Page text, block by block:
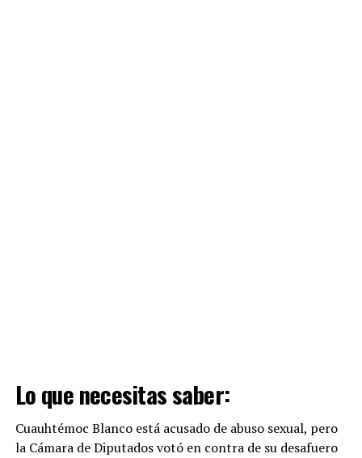
Lo que necesitas saber:
Cuauhtémoc Blanco está acusado de abuso sexual, pero
la Cámara de Diputados votó en contra de su desafuero